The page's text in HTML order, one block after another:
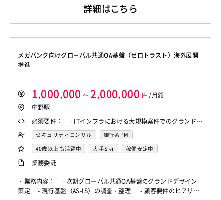
アクセス・外部メディア利用時の情報漏洩防止に関する運用／設計
詳細はこちら
メガバンク向けグローバル共通OA基盤（ゼロトラスト）海外展開
推進
1,000,000 ～ 2,000,000 円 /月額
中野駅
必須要件： - ITインフラにおける大規模案件でのグランドデ
ザイン策定の実務経験 - Zscaler等を用いたゼロトラストO
A環境の設計・構築、または導入推進の経験 - ID管理（IAM
ける上流工程（要件定義〜設計）の経験 - 複雑な現状（AS-
IS）を整理し、泥臭いFit&Gap分析や調整業務を完遂できる能
セキュリティコンサル
銀行系PM
40歳以上も活躍中
大手SIer 稼働安定中
業務委託
・業務内容： - 次期グローバル共通OA基盤のグランドデザイン
策定 - 現行基盤（AS-IS）の調査・整理 - 顧客要件のヒアリン